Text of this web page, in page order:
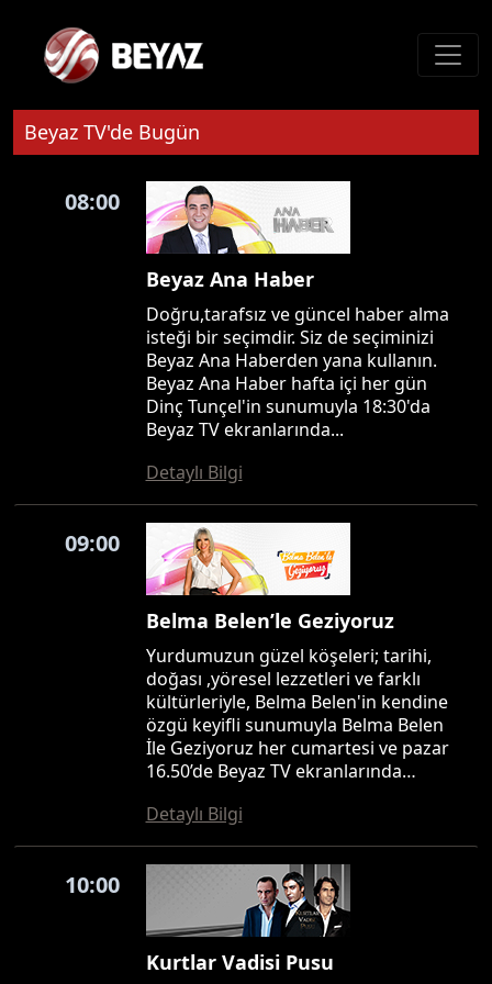
Beyaz TV'de Bugün
08:00
Beyaz Ana Haber
Doğru,tarafsız ve güncel haber alma
isteği bir seçimdir. Siz de seçiminizi
Beyaz Ana Haberden yana kullanın.
Beyaz Ana Haber hafta içi her gün
Dinç Tunçel'in sunumuyla 18:30'da
Beyaz TV ekranlarında...
Detaylı Bilgi
09:00
Belma Belen’le Geziyoruz
Yurdumuzun güzel köşeleri; tarihi,
doğası ,yöresel lezzetleri ve farklı
kültürleriyle, Belma Belen'in kendine
özgü keyifli sunumuyla Belma Belen
İle Geziyoruz her cumartesi ve pazar
16.50’de Beyaz TV ekranlarında…
Detaylı Bilgi
10:00
Kurtlar Vadisi Pusu